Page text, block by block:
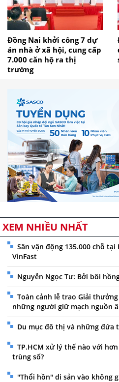
Đồng Nai khởi công 7 dự
án nhà ở xã hội, cung cấp
7.000 căn hộ ra thị
trường
XEM NHIỀU NHẤT
Sân vận động 135.000 chỗ
VinFast
Nguyễn Ngọc Tư: Bởi bôi
Toàn cảnh lễ trao Giải
những người giữ mạch nguồn
Du mục đô thị và những đứa
TP.HCM xử lý thế nào với
trùng số?
"Thổi hồn" di sản vào không